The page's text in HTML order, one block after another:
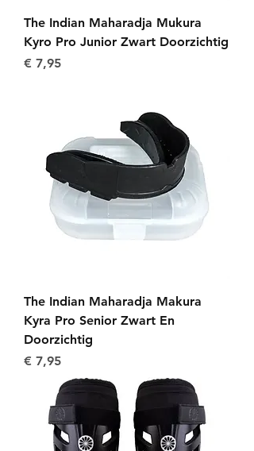
The Indian Maharadja Mukura
Kyro Pro Junior Zwart Doorzichtig
Prijs
€ 7,95
The Indian Maharadja Makura
Kyra Pro Senior Zwart En
Doorzichtig
Prijs
€ 7,95